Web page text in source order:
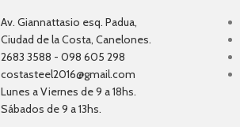
Av. Giannattasio esq. Padua,
Ciudad de la Costa, Canelones.
2683 3588 - 098 605 298
costasteel2016@gmail.com
Lunes a Viernes de 9 a 18hs.
Sábados de 9 a 13hs.